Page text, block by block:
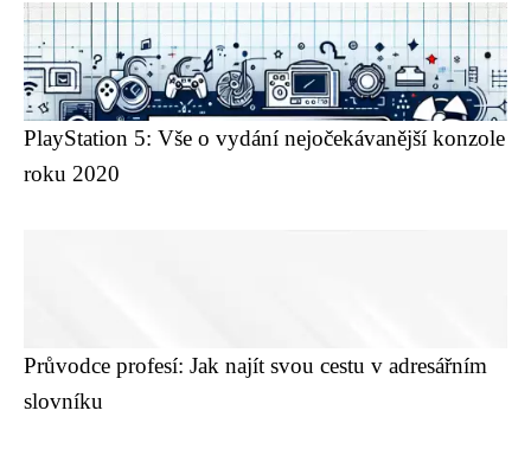
PlayStation 5: Vše o vydání nejočekávanější konzole
roku 2020
Průvodce profesí: Jak najít svou cestu v adresářním
slovníku